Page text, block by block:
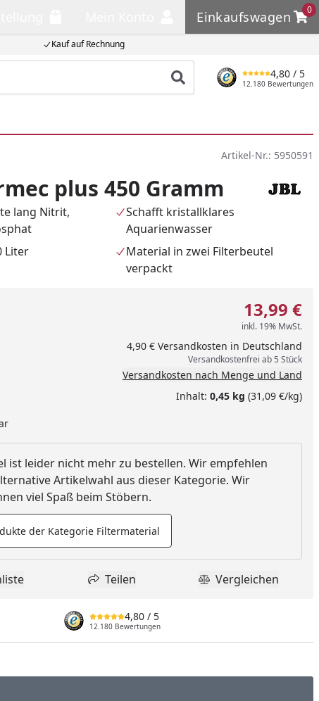
Kauf auf Rechnung
Einkaufswagen
0
Einkaufswagen
Produkt suchen
4,80 / 5
12.180 Bewertungen
Artikel-Nr.: 5950591
plus 450 Gramm
lang Nitrit,
Schafft kristallklares
Aquarienwasser
Liter
Material in zwei Filterbeutel
verpackt
13,99 €
inkl. 19% MwSt.
4,90 € Versandkosten in Deutschland
Versandkostenfrei ab 5 Stück
Versandkosten nach Menge und Land
Inhalt: 0,45 kg (31,09 €/kg)
ist leider nicht mehr zu bestellen. Wir empfehlen
Artikelwahl aus dieser Kategorie. Wir
viel Spaß beim Stöbern.
der Kategorie Filtermaterial
zur Wunschliste hinzufügen
Teilen
Teilen Produkt
Vergleichen
4,80 / 5
12.180 Bewertungen